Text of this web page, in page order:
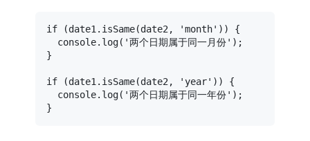
if (date1. isSame(date2, 'month' )) {
console. log( '两个日期属于同一月份' );
}
if (date1. isSame(date2, 'year' )) {
console. log( '两个日期属于同一年份' );